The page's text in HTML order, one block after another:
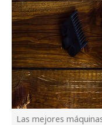
Las mejores